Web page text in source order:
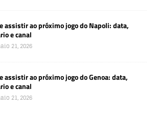
assistir ao próximo jogo do Napoli: data,
e canal
21, 2026
assistir ao próximo jogo do Genoa: data,
e canal
21, 2026